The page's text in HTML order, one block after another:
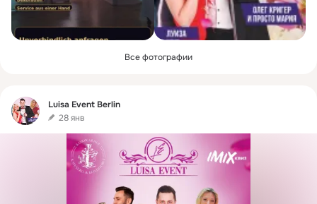
Все фотографии
Фид
Luisa Event Berlin
28 янв